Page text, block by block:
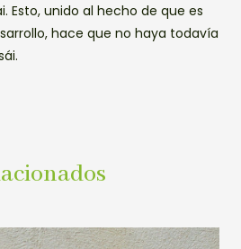
Esto, unido al hecho de que es
hace que no haya todavía